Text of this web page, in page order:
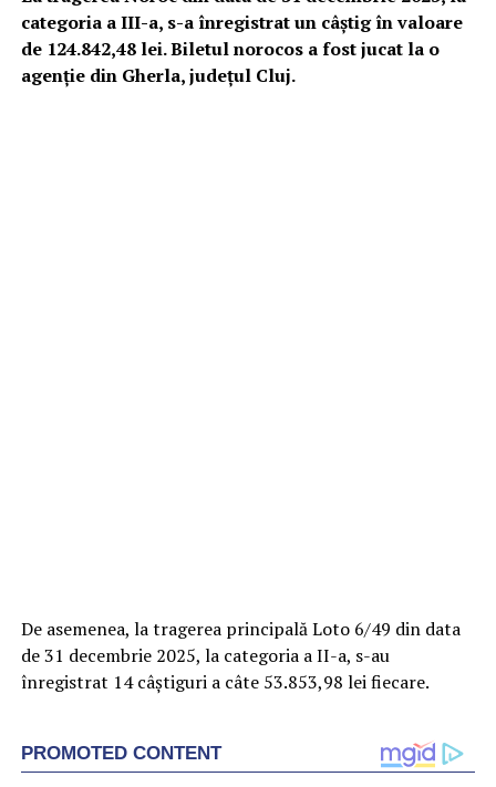
categoria a III-a, s-a înregistrat un câştig în valoare
de 124.842,48 lei. Biletul norocos a fost jucat la o
agenţie din Gherla, judeţul Cluj.
De asemenea, la tragerea principală Loto 6/49 din data
de 31 decembrie 2025, la categoria a II-a, s-au
înregistrat 14 câştiguri a câte 53.853,98 lei fiecare.